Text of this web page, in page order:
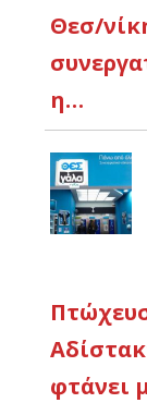
Θεσ/
η…
φτάνει